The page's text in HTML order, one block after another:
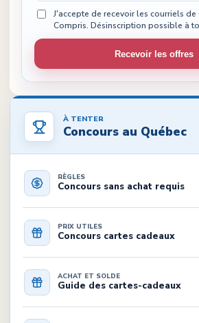
J'accepte de recevoir les courriels
Compris. Désinscription possible à
Recevoir les offres
À TENTER
Concours au Québec
RÈGLES
Concours sans achat requis
PRIX UTILES
Concours cartes cadeaux
ACHAT ET SOLDE
Guide des cartes-cadeaux